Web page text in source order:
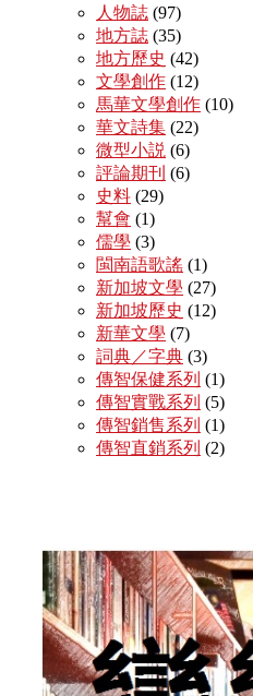
人物誌 (97)
地方誌 (35)
地方歷史 (42)
文學創作 (12)
馬華文學創作 (10)
華文詩集 (22)
微型小説 (6)
評論期刊 (6)
史料 (29)
幫會 (1)
儒學 (3)
閩南語歌謠 (1)
新加坡文學 (27)
新加坡歷史 (12)
新華文學 (7)
詞典／字典 (3)
傳智保健系列 (1)
傳智實戰系列 (5)
傳智銷售系列 (1)
傳智直銷系列 (2)